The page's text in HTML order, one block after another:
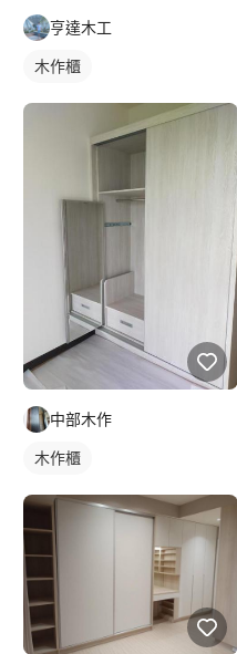
亨達木工
木作櫃
中部木作
木作櫃